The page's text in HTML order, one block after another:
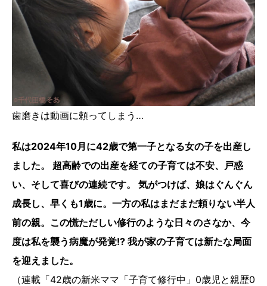
歯磨きは動画に頼ってしまう…
私は2024年10月に42歳で第一子となる女の子を出産し
ました。 超高齢での出産を経ての子育ては不安、戸惑
い、そして喜びの連続です。 気がつけば、娘はぐんぐん
成長し、早くも1歳に。一方の私はまだまだ頼りない半人
前の親。この慌ただしい修行のような日々のさなか、今
度は私を襲う病魔が発覚!? 我が家の子育ては新たな局面
を迎えました。
（連載「42歳の新米ママ「子育て修行中」0歳児と親歴0